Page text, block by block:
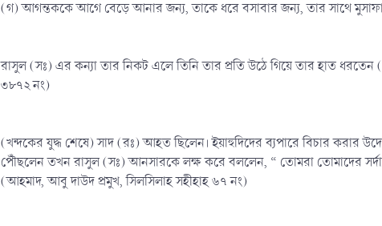
(গ) আগন্তককে আগে বেড়ে আনার জন্য, তাকে ধরে বসাবার জন্য, তার সাথে
রাসুল (সঃ) এর কন্যা তার নিকট এলে তিনি তার প্রতি উঠে গিয়ে তার হাত
৩৮৭২ নং)
(খন্দকের যুদ্ধ শেষে) সাদ (রঃ) আহত ছিলেন। ইয়াহুদিদের ব্যপারে বিচার
পৌঁছলেন তখন রাসুল (সঃ) আনসারকে লক্ষ করে বললেন, “ তোমরা তোমাদের
(আহমাদ, আবু দাউদ প্রমুখ, সিলসিলাহ সহীহাহ ৬৭ নং)